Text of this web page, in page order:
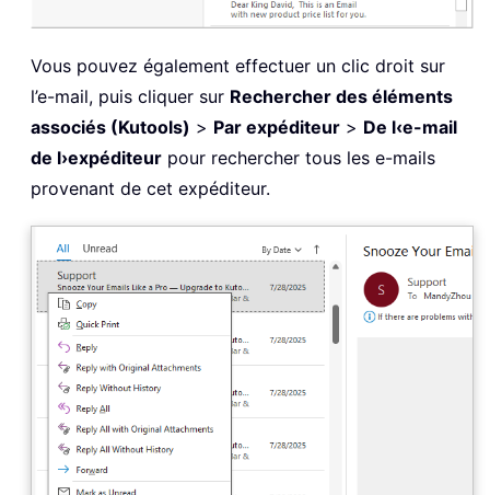
Vous pouvez également effectuer un clic droit sur
l’e-mail, puis cliquer sur Rechercher des éléments
associés (Kutools) > Par expéditeur > De l‹e-mail
de l›expéditeur pour rechercher tous les e-mails
provenant de cet expéditeur.